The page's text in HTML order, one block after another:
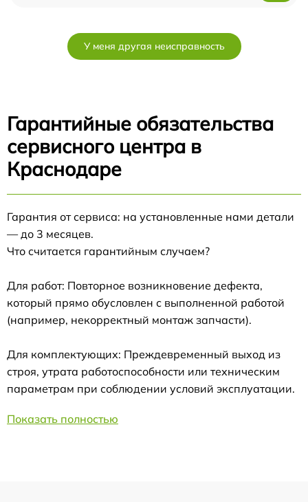
У меня другая неисправность
Гарантийные обязательства
сервисного центра в
Краснодаре
Гарантия от сервиса: на установленные нами детали
— до 3 месяцев.
Что считается гарантийным случаем?
Для работ: Повторное возникновение дефекта,
который прямо обусловлен с выполненной работой
(например, некорректный монтаж запчасти).
Для комплектующих: Преждевременный выход из
строя, утрата работоспособности или техническим
параметрам при соблюдении условий эксплуатации.
Показать полностью